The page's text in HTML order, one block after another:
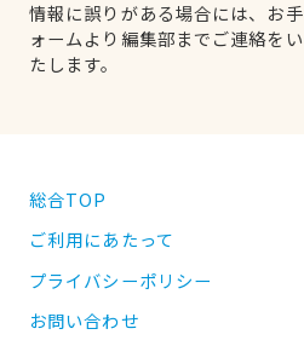
情報に誤りがある場合には、お
ォームより編集部までご連絡を
たします。
総合TOP
ご利用にあたって
プライバシーポリシー
お問い合わせ